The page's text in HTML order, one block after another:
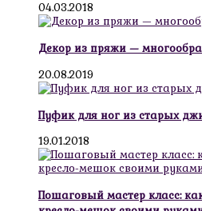
04.03.2018
Декор из пряжи —
20.08.2019
Пуфик для ног из старых
19.01.2018
Пошаговый мастер класс: